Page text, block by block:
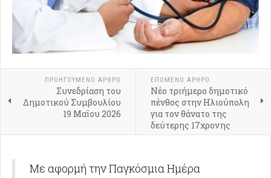
ΠΡΟΗΓΟΎΜΕΝΟ ΑΡΘΡΟ
Συνεδρίαση του
Δημοτικού Συμβουλίου
19 Μαΐου 2026
ΕΠΟΜΕΝΟ ΑΡΘΡΟ
Νέο τριήμερο δημοτικό
πένθος στην Ηλιούπολη
για τον θάνατο της
δεύτερης 17χρονης
Με αφορμή την Παγκόσμια Ημέρα